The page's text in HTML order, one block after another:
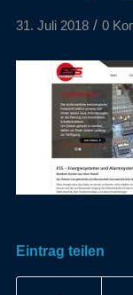
31. Juli 2018 / 0
Eintrag teilen